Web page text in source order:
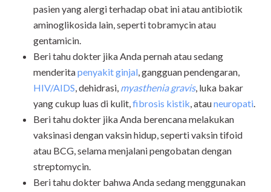
pasien yang alergi terhadap obat ini atau antibiotik
aminoglikosida lain, seperti tobramycin atau
gentamicin.
Beri tahu dokter jika Anda pernah atau sedang
menderitapenyakit ginjal, gangguan pendengaran,
HIV/AIDS, dehidrasi, myasthenia gravis, luka bakar
yang cukup luas di kulit,fibrosis kistik, atauneuropati.
Beri tahu dokter jika Anda berencana melakukan
vaksinasi dengan vaksin hidup, seperti vaksin tifoid
atau BCG, selama menjalani pengobatan dengan
streptomycin.
Beri tahu dokter bahwa Anda sedang menggunakan